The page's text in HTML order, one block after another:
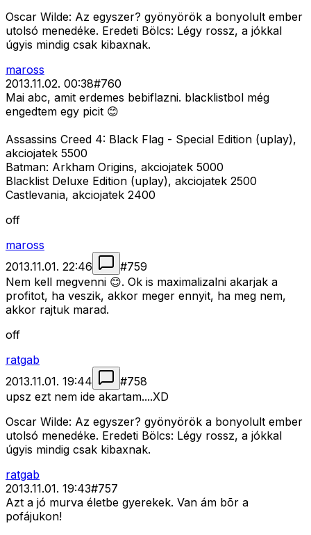
Oscar Wilde: Az egyszer? gyönyörök a bonyolult ember
utolsó menedéke. Eredeti Bölcs: Légy rossz, a jókkal
úgyis mindig csak kibaxnak.
maross
2013.11.02. 00:38#760
Mai abc, amit erdemes bebiflazni. blacklistbol még
engedtem egy picit 😊
Assassins Creed 4: Black Flag - Special Edition (uplay),
akciojatek 5500
Batman: Arkham Origins, akciojatek 5000
Blacklist Deluxe Edition (uplay), akciojatek 2500
Castlevania, akciojatek 2400
off
maross
2013.11.01. 22:46
#759
Nem kell megvenni 😊. Ok is maximalizalni akarjak a
profitot, ha veszik, akkor meger ennyit, ha meg nem,
akkor rajtuk marad.
off
ratgab
2013.11.01. 19:44
#758
upsz ezt nem ide akartam....XD
Oscar Wilde: Az egyszer? gyönyörök a bonyolult ember
utolsó menedéke. Eredeti Bölcs: Légy rossz, a jókkal
úgyis mindig csak kibaxnak.
ratgab
2013.11.01. 19:43#757
Azt a jó murva életbe gyerekek. Van ám bõr a
pofájukon!